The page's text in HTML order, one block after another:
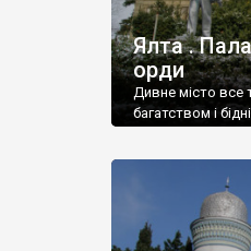
Ялта .
орди
Дивне місто все
багатством і